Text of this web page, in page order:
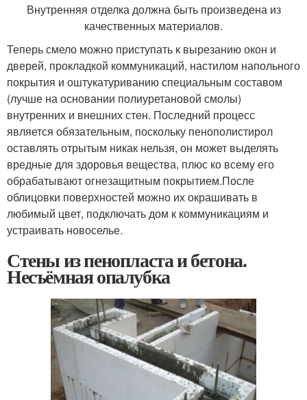
Внутренняя отделка должна быть произведена из
качественных материалов.
Теперь смело можно приступать к вырезанию окон и
дверей, прокладкой коммуникаций, настилом напольного
покрытия и оштукатуриванию специальным составом
(лучше на основании полиуретановой смолы)
внутренних и внешних стен. Последний процесс
является обязательным, поскольку пенополистирол
оставлять отрытым никак нельзя, он может выделять
вредные для здоровья вещества, плюс ко всему его
обрабатывают огнезащитным покрытием.После
облицовки поверхностей можно их окрашивать в
любимый цвет, подключать дом к коммуникациям и
устраивать новоселье.
Стены из пенопласта и бетона.
Несъёмная опалубка